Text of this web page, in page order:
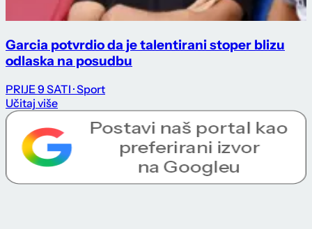
Garcia potvrdio da je talentirani stoper blizu
odlaska na posudbu
PRIJE 9 SATI · Sport
Učitaj više